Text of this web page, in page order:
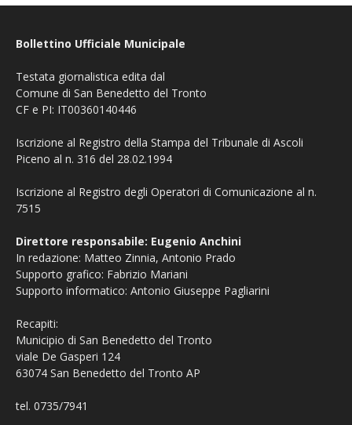
Bollettino Ufficiale Municipale
Testata giornalistica edita dal
Comune di San Benedetto del Tronto
CF e PI: IT00360140446
Iscrizione al Registro della Stampa del Tribunale di Ascoli
Piceno al n. 316 del 28.02.1994
Iscrizione al Registro degli Operatori di Comunicazione al n.
7515
Direttore responsabile: Eugenio Anchini
In redazione: Matteo Zinnia, Antonio Prado
Supporto grafico: Fabrizio Mariani
Supporto informatico: Antonio Giuseppe Pagliarini
Recapiti:
Municipio di San Benedetto del Tronto
viale De Gasperi 124
63074 San Benedetto del Tronto AP
tel. 0735/7941